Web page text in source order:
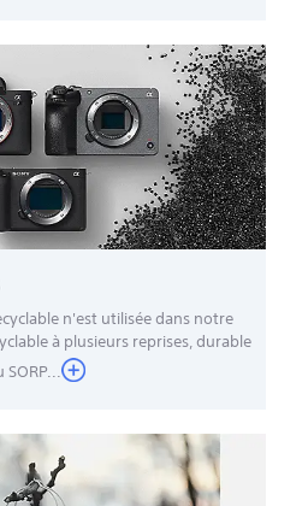
n'est utilisée dans notre
à plusieurs reprises, durable
SORP...